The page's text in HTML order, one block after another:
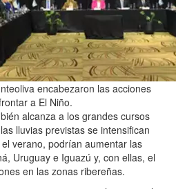
encabezaron las acciones
a El Niño.
alcanza a los grandes cursos
lluvias previstas se intensifican
verano, podrían aumentar las
Uruguay e Iguazú y, con ellas, el
en las zonas ribereñas.